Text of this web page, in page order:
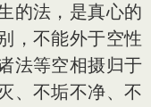
的法，是真心的
，不能外于空性
法等空相摄归于
、不垢不净、不